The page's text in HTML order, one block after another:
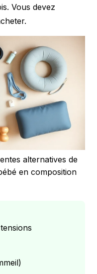
Vous devez
alternatives de
en composition